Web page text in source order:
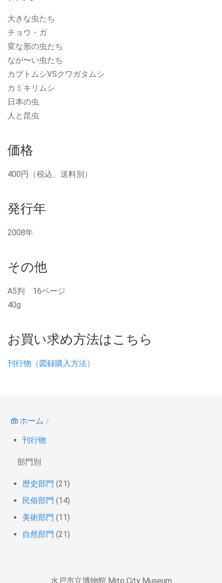
大きな虫たち
チョウ・ガ
変な形の虫たち
なが〜い虫たち
カブトムシVSクワガタムシ
カミキリムシ
日本の虫
人と昆虫
価格
400円（税込、送料別）
発行年
2008年
その他
A5判 16ページ
40g
お買い求め方法はこちら
刊行物（図録購入方法）
ホーム
刊行物
部門別
歴史部門 (21)
民俗部門 (14)
美術部門 (11)
自然部門 (21)
水戸市立博物館 Mito City Museum